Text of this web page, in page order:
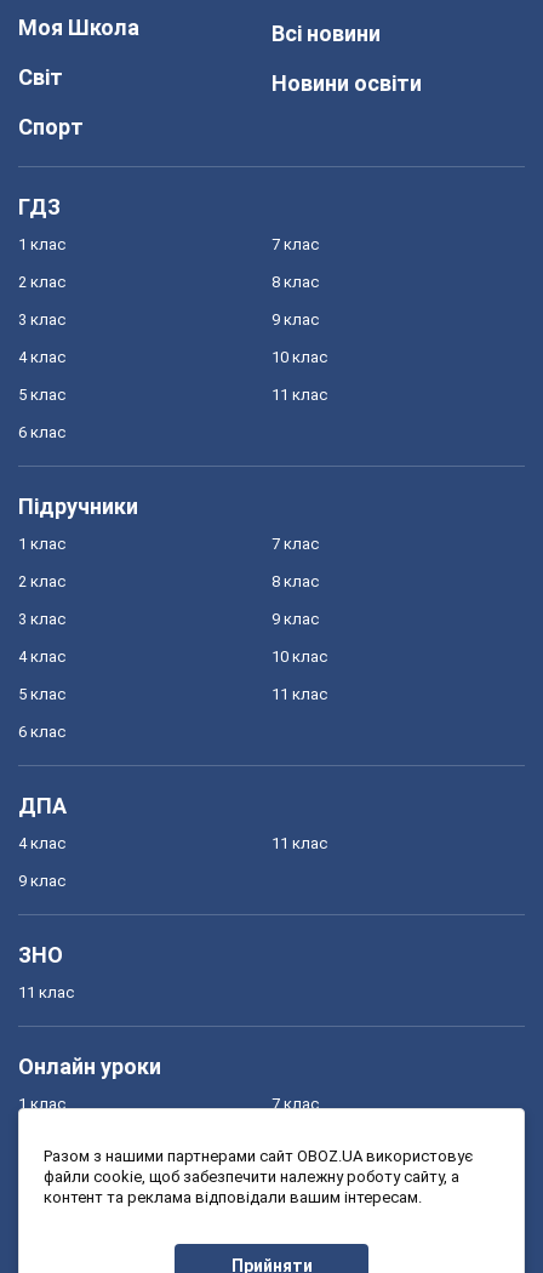
Моя Школа
Світ
Спорт
Всі новини
Новини освіти
ГДЗ
1 клас
2 клас
3 клас
4 клас
5 клас
6 клас
7 клас
8 клас
9 клас
10 клас
11 клас
Підручники
1 клас
2 клас
3 клас
4 клас
5 клас
6 клас
7 клас
8 клас
9 клас
10 клас
11 клас
ДПА
4 клас
9 клас
11 клас
ЗНО
11 клас
Онлайн уроки
1 клас
3 клас
7 клас
9 клас
Разом з нашими партнерами сайт OBOZ.UA використовує
файли cookie, щоб забезпечити належну роботу сайту, а
контент та реклама відповідали вашим інтересам.
Прийняти